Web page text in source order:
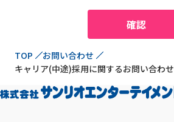
現在位置
TOP
お問い合わせ
キャリア(中途)採用に関するお問い合わせ